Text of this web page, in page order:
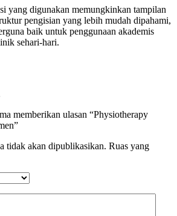
yang digunakan memungkinkan tampilan
pengisian yang lebih mudah dipahami,
baik untuk penggunaan akademis
sehari-hari.
memberikan ulasan “Physiotherapy
tidak akan dipublikasikan. Ruas yang